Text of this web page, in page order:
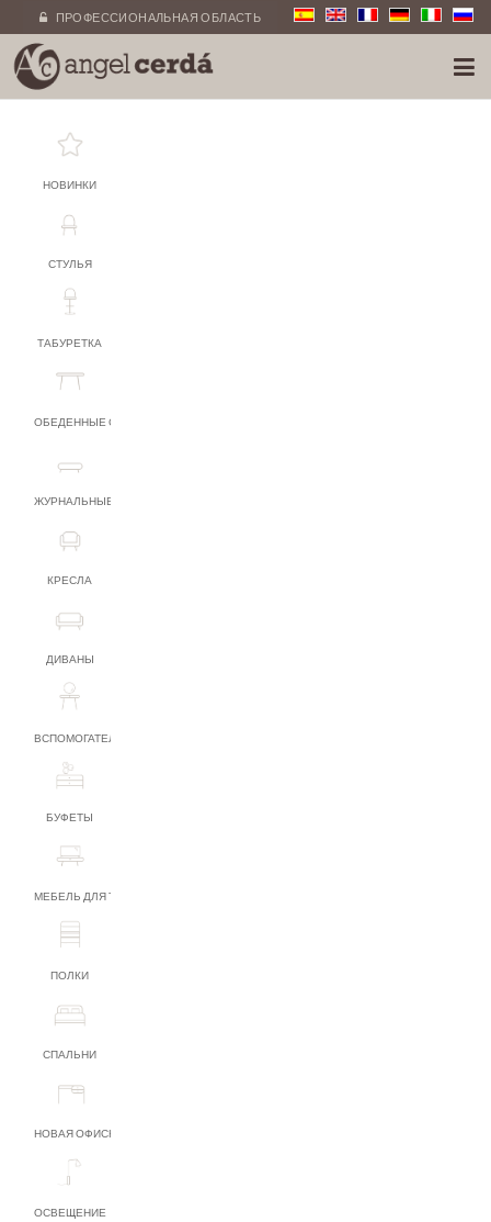
ПРОФЕССИОНАЛЬНАЯ ОБЛАСТЬ
НОВИНКИ
СТУЛЬЯ
ТАБУРЕТКА
ОБЕДЕННЫЕ СТОЛЫ
ЖУРНАЛЬНЫЕ СТОЛИКИ
КРЕСЛА
ДИВАНЫ
ВСПОМОГАТЕЛЬНАЯ МЕБЕЛЬ
БУФЕТЫ
МЕБЕЛЬ ДЛЯ ТВ
ПОЛКИ
СПАЛЬНИ
НОВАЯ ОФИСНАЯ МЕБЕЛЬ
ОСВЕЩЕНИЕ